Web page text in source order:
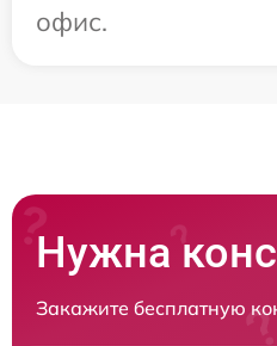
офис.
Нужна
Закажите бесплатную